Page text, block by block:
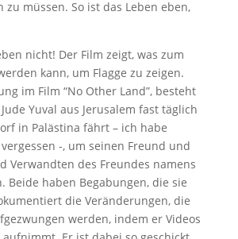
zu müssen. So ist das Leben eben,
nicht! Der Film zeigt, was zum
kann, um Flagge zu zeigen.
im Film “No Other Land”, besteht
Yuval aus Jerusalem fast täglich
in Palästina fährt – ich habe
-, um seinen Freund und
Verwandten des Freundes namens
Beide haben Begabungen, die sie
die Veränderungen, die
werden, indem er Videos